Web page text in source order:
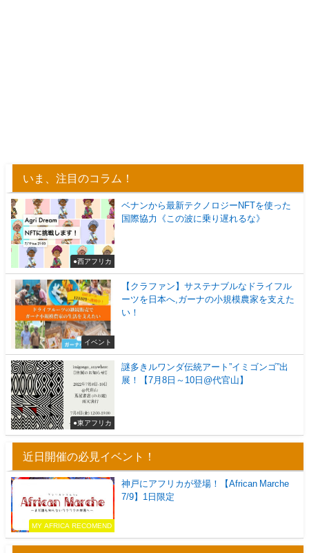
いま、注目のコラム！
●西アフリカ
ベナンから最新テクノロジーNFTを使った
国際協力《この波に乗り遅れるな》
イベント
【クラファン】サステナブルなドライフル
ーツを日本へ,ガーナの小規模農家を支えた
い！
●東アフリカ
謎多きルワンダ伝統アート”イミゴンゴ”出
展！【7月8日～10日@代官山】
近日開催の必見イベント！
MY AFRICA RECOMEND
神戸にアフリカが登場！【African Marche
7/9】1日限定